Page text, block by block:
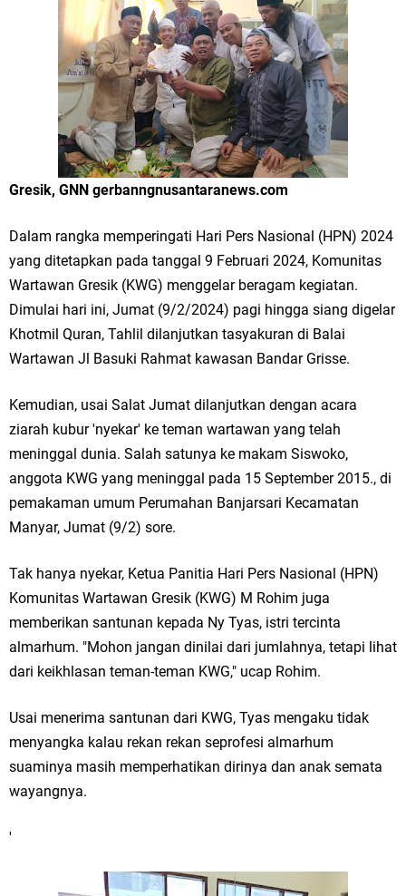
Tumpeng Nasi Krawu Pecahkan Rekor MURI, KWGe Angkat Kuliner
Gresik ke Panggung Dunia
FOZ Jatim, BAZNAS, dan Kemenag Salurkan 22.456 Bingkisan Lebaran
Yatim Serentak di Berbagai Daerah di Jawa Timur
Bupati Gresik Gus Yani Resmikan Kantor Desa Sidoraharjo: Simbol
Komitmen Pelayanan Publik dan Kepedulian Sosial
Optik Merlin Donasikan Rp10,36 Juta, Perkuat Keberlanjutan Program
JKNN
Ruwatan Malam Satu Suro di Dusun Kedungsekar Lor, Tradisi Luhur
Ketua DPD Golkar Gresik Wongso Negoro Sambut Tahun Baru Islam
1448 H dengan Doa Kedamaian
Wakil Ketua DPRD Gresik Mujid Riduan Sampaikan Doa dan Harapan di
Tahun Baru Islam 1448 H
Selamat Tahun Baru Islam 1 Muharram 1448 H: Pesan Hijrah Drs. H.
PDUF MUI Jatim Gelar Doa Awal Tahun Hijriah, Teguhkan Optimisme
Reses Anggota DPRD Jabar M. Rizky di Desa Cibitung Wetan: Serap
Aspirasi Petani dan Warga
Hari Jadi Pertama PHIGMA: Advokat dan LBH Perkuat Soliditas di
Jakarta
Pemdes Cibanteng Salurkan PMT: Cegah Stunting, Perkuat Gizi Balita
Gresik, GNN gerbanngnusantaranews.com
Dalam rangka memperingati Hari Pers Nasional (HPN) 2024
yang ditetapkan pada tanggal 9 Februari 2024, Komunitas
Wartawan Gresik (KWG) menggelar beragam kegiatan.
Dimulai hari ini, Jumat (9/2/2024) pagi hingga siang digelar
Khotmil Quran, Tahlil dilanjutkan tasyakuran di Balai
Wartawan Jl Basuki Rahmat kawasan Bandar Grisse.
Kemudian, usai Salat Jumat dilanjutkan dengan acara
ziarah kubur 'nyekar' ke teman wartawan yang telah
meninggal dunia. Salah satunya ke makam Siswoko,
anggota KWG yang meninggal pada 15 September 2015., di
pemakaman umum Perumahan Banjarsari Kecamatan
Manyar, Jumat (9/2) sore.
Tak hanya nyekar, Ketua Panitia Hari Pers Nasional (HPN)
Komunitas Wartawan Gresik (KWG) M Rohim juga
memberikan santunan kepada Ny Tyas, istri tercinta
almarhum. "Mohon jangan dinilai dari jumlahnya, tetapi lihat
dari keikhlasan teman-teman KWG," ucap Rohim.
Usai menerima santunan dari KWG, Tyas mengaku tidak
menyangka kalau rekan rekan seprofesi almarhum
suaminya masih memperhatikan dirinya dan anak semata
wayangnya.
'